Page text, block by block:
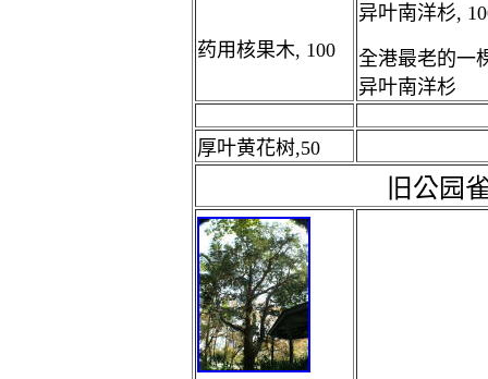
药用核果木, 100
异叶南洋杉,
全港最老的一
异叶南洋杉
厚叶黄花树,50
旧公园